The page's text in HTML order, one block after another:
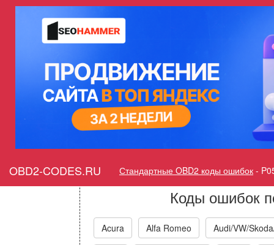
OBD2-CODES.RU Стандартные OBD2 коды ошибок -
Ошибка P054D Датчик
холодный запуск -
Горит ошибка Check
Position
Коды ошибок
Acura Alfa Romeo Audi/VW/